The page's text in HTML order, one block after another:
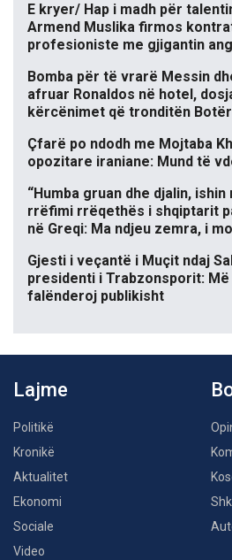
E kryer/ Hap i madh për
Armend Muslika firmos
profesioniste me gjigantin
Bomba për të vrarë Messin
afruar Ronaldos në hotel,
kërcënimet që tronditën
Çfarë po ndodh me Mojtaba
opozitare iraniane: Mund të
“Humba gruan dhe djalin,
rrëfimi rrëqethës i shqiptarit
në Greqi: Ma ndjeu zemra, i
Gjesti i veçantë i Muçit ndaj
presidenti i Trabzonsporit:
falënderoj publikisht
Lajme
Politikë
Kronikë
Aktualitet
Ekonomi
Sociale
Video